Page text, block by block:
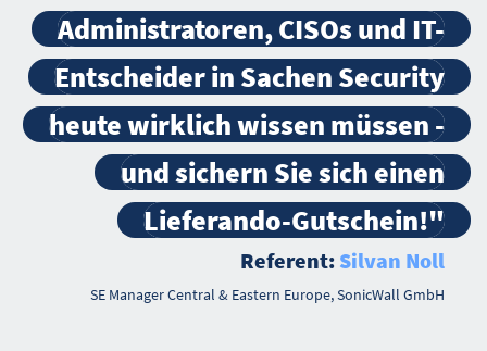
Administratoren, CISOs und IT-
Entscheider in Sachen Security
heute wirklich wissen müssen -
und sichern Sie sich einen
Lieferando-Gutschein!"
Referent: Silvan Noll
SE Manager Central & Eastern Europe, SonicWall GmbH